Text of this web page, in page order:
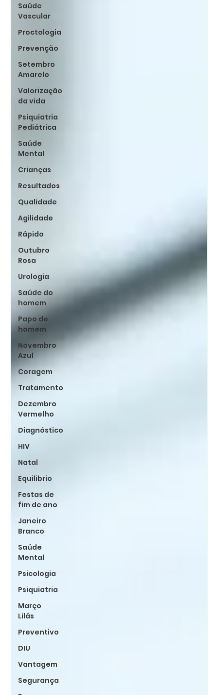
Saúde
Vascular
Proctologia
Prevenção
Setembro
Amarelo
Valorização
da vida
Psiquiatria
Pediátrica
Saúde
Mental
Crianças
Resultados
Qualidade
Agilidade
Rápido
Outubro
Rosa
Urologia
Saúde do
homem
Papo de
homem
Novembro
Azul
Coragem
Tratamento
Dezembro
Vermelho
Diagnóstico
HIV
Natal
Equilibrio
Festas de
fim de ano
Janeiro
Branco
Saúde
Mental
Psicologia
Psiquiatria
Março
Lilás
Preventivo
DIU
Vantagem
Segurança